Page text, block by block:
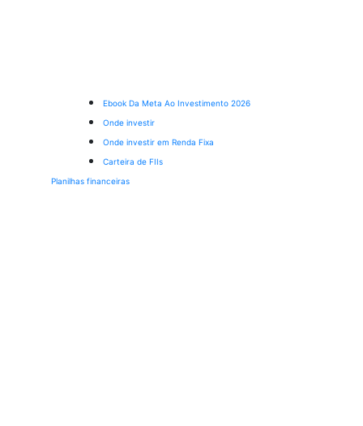
Ebook Da Meta Ao Investimento 2026
Onde investir
Onde investir em Renda Fixa
Carteira de FIIs
Planilhas financeiras